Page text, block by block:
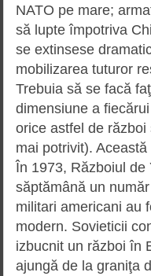
NATO pe mare;
să lupte împotriva
se extinsese
mobilizarea tuturor
Trebuia să se facă
dimensiune a
orice astfel de război
mai potrivit).
În 1973, Războiul
săptămână un
militari americani au
modern. Sovieticii
izbucnit un război în
ajungă de la graniţa